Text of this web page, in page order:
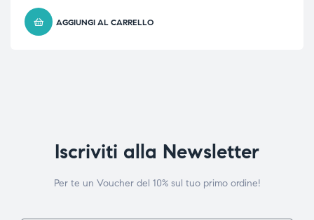
AGGIUNGI AL CARRELLO
Iscriviti alla Newsletter
Per te un Voucher del 10% sul tuo primo ordine!